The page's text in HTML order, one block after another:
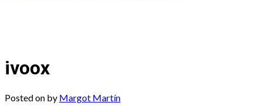
ivoox
Posted on by Margot Martín